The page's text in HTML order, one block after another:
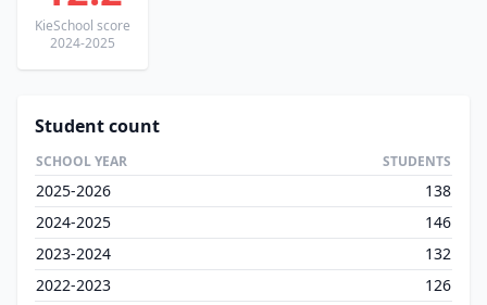
KieSchool score
2024-2025
Student count
SCHOOL YEAR STUDENTS
2025-2026
138
2024-2025
146
2023-2024
132
2022-2023
126